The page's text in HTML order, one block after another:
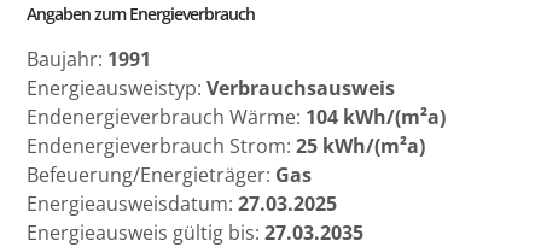
Angaben zum Energieverbrauch
Baujahr: 1991
Energieausweistyp:Verbrauchsausweis
Endenergieverbrauch Wärme: 104 kWh/(m²a)
Endenergieverbrauch Strom:25 kWh/(m²a)
Befeuerung/Energieträger: Gas
Energieausweisdatum:27.03.2025
Energieausweis gültig bis:27.03.2035